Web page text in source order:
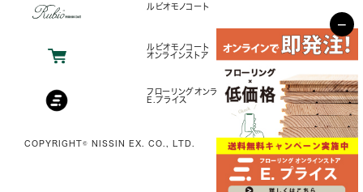
ルビオモノコート
ルビオモノコート
オンラインストア
フローリングオンラインストア
E.プライス
COPYRIGHT© NISSIN EX. CO., LTD.
−